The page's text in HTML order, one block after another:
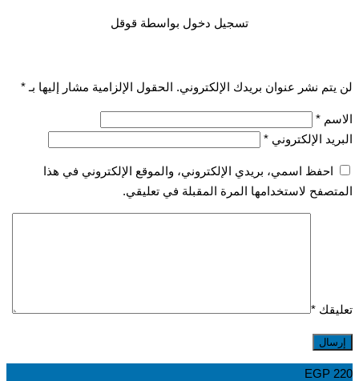
تسجيل دخول بواسطة قوقل
نشر عنوان بريدك الإلكتروني. الحقول الإلزامية مشار إليها بـ*
*
الإلكتروني *
احفظ اسمي، بريدي الإلكتروني، والموقع الإلكتروني في هذا
لاستخدامها المرة المقبلة في تعليقي.
*
EGP